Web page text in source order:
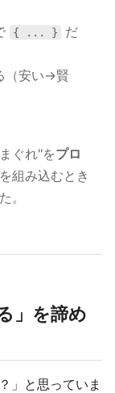
{ ... }
だ
（安い→賢
ぐれ"をプロ
組み込むとき
。
」を諦め
」と思っていま